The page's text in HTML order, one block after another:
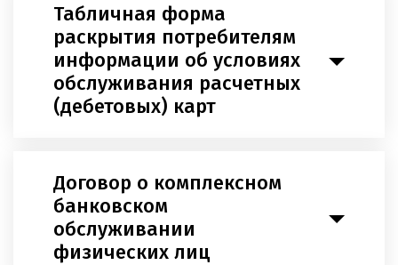
Табличная форма
раскрытия потребителям
информации об условиях
обслуживания расчетных
(дебетовых) карт
Договор о комплексном
банковском
обслуживании
физических лиц